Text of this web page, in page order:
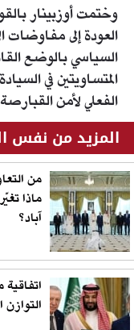
وختمت أوزبينار
العودة إلى مفاوضات
السياسي بالوضع
المتساويتين في
الفعلي لأمن
المزيد من نفس
من
ماذا
آباد؟
التوازن